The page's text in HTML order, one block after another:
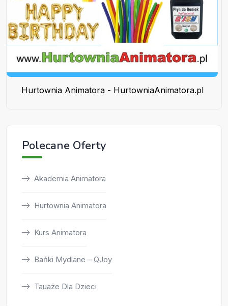
Hurtownia Animatora - HurtowniaAnimatora.pl
Polecane Oferty
Akademia Animatora
Hurtownia Animatora
Kurs Animatora
Bańki Mydlane – QJoy
Tauaże Dla Dzieci